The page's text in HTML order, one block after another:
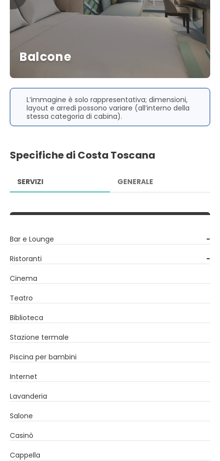
Balcone
L’immagine è solo rappresentativa; dimensioni,
layout e arredi possono variare (all’interno della
stessa categoria di cabina).
Specifiche di Costa Toscana
SERVIZI GENERALE
Bar e Lounge
-
Ristoranti
-
Cinema
Teatro
Biblioteca
Stazione termale
Piscina per bambini
Internet
Lavanderia
Salone
Casinò
Cappella